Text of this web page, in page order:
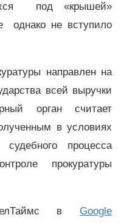
под «крышей»
однако не вступило
направлен на
всей выручки
орган считает
в условиях
процесса
прокуратуры
в Google